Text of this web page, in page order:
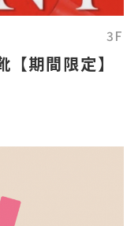
3F
期間限定】